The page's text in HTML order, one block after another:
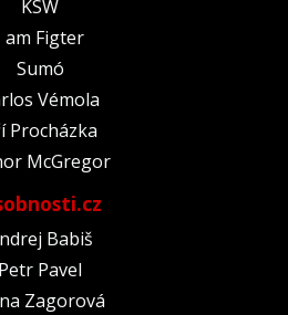
KSW
am Figter
Sumó
Vémola
Procházka
McGregor
Babiš
Petr Pavel
Zagorová